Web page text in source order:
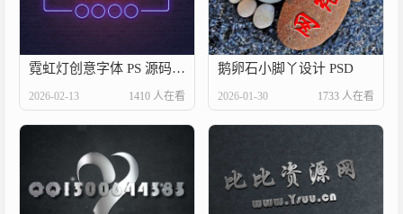
霓虹灯创意字体 PS 源码 资料卡背景
2026-02-13 1410 人在看
鹅卵石小脚丫设计 PSD
2026-01-30 1733 人在看